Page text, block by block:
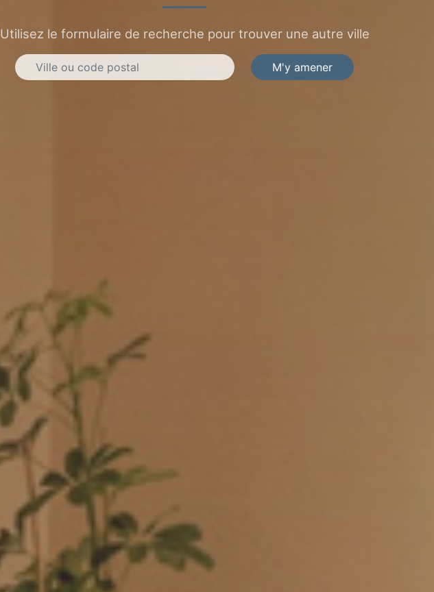
Utilisez le formulaire de recherche pour trouver une autre ville
M'y amener